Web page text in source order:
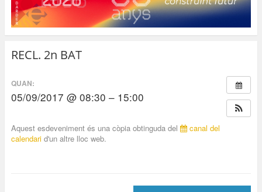
RECL. 2n BAT
QUAN:
05/09/2017 @ 08:30 – 15:00
Aquest esdeveniment és una còpia obtinguda del
canal del
calendarid'un altre lloc web.